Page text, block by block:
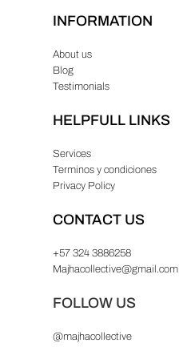
INFORMATION
About us
Blog
Testimonials
HELPFULL LINKS
Services
Terminos y condiciones
Privacy Policy
CONTACT US
+57 324 3886258
Majhacollective@gmail.com
FOLLOW US
@majhacollective